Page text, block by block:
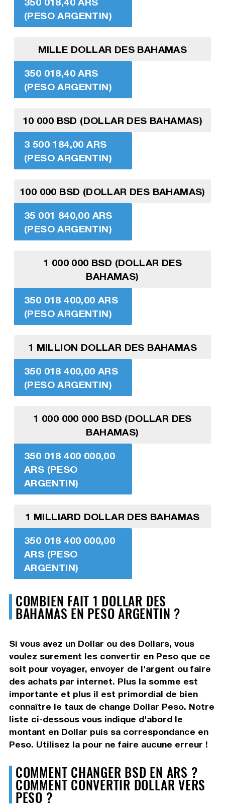
(PESO ARGENTIN)
MILLE DOLLAR DES BAHAMAS
350 018,40 ARS
(PESO ARGENTIN)
10 000 BSD (DOLLAR DES BAHAMAS)
3 500 184,00 ARS
(PESO ARGENTIN)
100 000 BSD (DOLLAR DES BAHAMAS)
35 001 840,00 ARS
(PESO ARGENTIN)
1 000 000 BSD (DOLLAR DES
BAHAMAS)
350 018 400,00 ARS
(PESO ARGENTIN)
1 MILLION DOLLAR DES BAHAMAS
350 018 400,00 ARS
(PESO ARGENTIN)
1 000 000 000 BSD (DOLLAR DES
BAHAMAS)
350 018 400 000,00
ARS (PESO
ARGENTIN)
1 MILLIARD DOLLAR DES BAHAMAS
350 018 400 000,00
ARS (PESO
ARGENTIN)
COMBIEN FAIT 1 DOLLAR DES
BAHAMAS EN PESO ARGENTIN ?
Si vous avez un Dollar ou des Dollars, vous
voulez surement les convertir en Peso que ce
soit pour voyager, envoyer de l'argent ou faire
des achats par internet. Plus la somme est
importante et plus il est primordial de bien
connaître le taux de change Dollar Peso. Notre
liste ci-dessous vous indique d'abord le
montant en Dollar puis sa correspondance en
Peso. Utilisez la pour ne faire aucune erreur !
COMMENT CHANGER BSD EN ARS ?
COMMENT CONVERTIR DOLLAR VERS
PESO ?